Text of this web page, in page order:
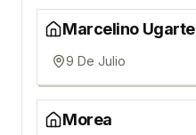
Marcelino Ugarte
9 De Julio
Morea